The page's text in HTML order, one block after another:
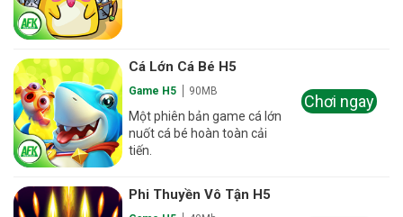
Cá Lớn Cá Bé H5
Game H5 90MB
Một phiên bản game cá lớn
nuốt cá bé hoàn toàn cải
tiến.
Chơi ngay
Phi Thuyền Vô Tận H5